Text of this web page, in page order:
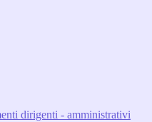
dirigenti - amministrativi